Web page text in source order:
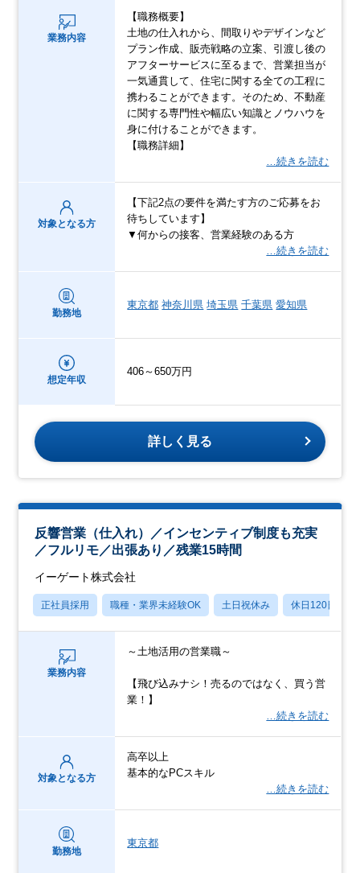
業務内容
【職務概要】
土地の仕入れから、間取りやデザインなど
プラン作成、販売戦略の立案、引渡し後の
アフターサービスに至るまで、営業担当が
一気通貫して、住宅に関する全ての工程に
携わることができます。そのため、不動産
に関する専門性や幅広い知識とノウハウを
身に付けることができます。
【職務詳細】
…続きを読む
対象となる方
【下記2点の要件を満たす方のご応募をお
待ちしています】
▼何からの接客、営業経験のある方
…続きを読む
勤務地
東京都 神奈川県 埼玉県 千葉県 愛知県
想定年収
406～650万円
詳しく見る
反響営業（仕入れ）／インセンティブ制度も充実
／フルリモ／出張あり／残業15時間
イーゲート株式会社
正社員採用 職種・業界未経験OK 土日祝休み 休日120日以上
業務内容
～土地活用の営業職～
【飛び込みナシ！売るのではなく、買う営
業！】
…続きを読む
対象となる方
高卒以上
基本的なPCスキル
…続きを読む
勤務地
東京都